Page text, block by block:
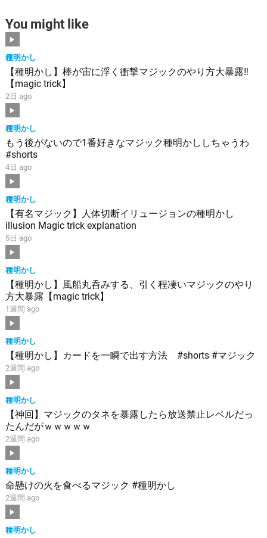
You might like
種明かし
【種明かし】棒が宙に浮く衝撃マジックのやり方大暴露‼️
【magic trick】
2日 ago
種明かし
もう後がないので1番好きなマジック種明かししちゃうわ
#shorts
4日 ago
種明かし
【有名マジック】人体切断イリュージョンの種明かし
illusion Magic trick explanation
5日 ago
種明かし
【種明かし】風船丸呑みする、引く程凄いマジックのやり
方大暴露【magic trick】
1週間 ago
種明かし
【種明かし】カードを一瞬で出す方法 #shorts #マジック
2週間 ago
種明かし
【神回】マジックのタネを暴露したら放送禁止レベルだっ
たんだがｗｗｗｗｗ
2週間 ago
種明かし
命懸けの火を食べるマジック #種明かし
2週間 ago
種明かし